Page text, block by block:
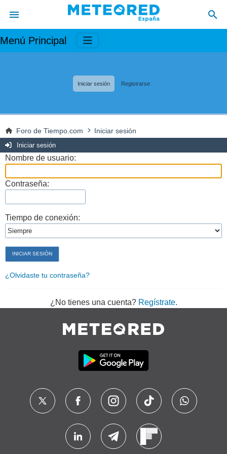
Menú Principal
Iniciar sesión Registrarse
Foro de Tiempo.com Iniciar sesión
Iniciar sesión
Nombre de usuario:
Contraseña:
Tiempo de conexión:
¿Olvidaste tu contraseña?
¿No tienes una cuenta? Regístrate.